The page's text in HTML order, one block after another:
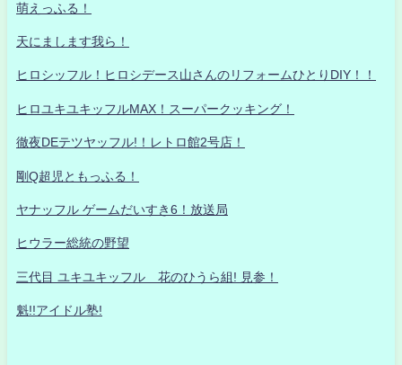
萌えっふる！
天にまします我ら！
ヒロシッフル！ヒロシデース山さんのリフォームひとりDIY！！
ヒロユキユキッフルMAX！スーパークッキング！
徹夜DEテツヤッフル!！レトロ館2号店！
剛Q超児ともっふる！
ヤナッフル ゲームだいすき6！放送局
ヒウラー総統の野望
三代目 ユキユキッフル 花のひうら組! 見参！
魁!!アイドル塾!